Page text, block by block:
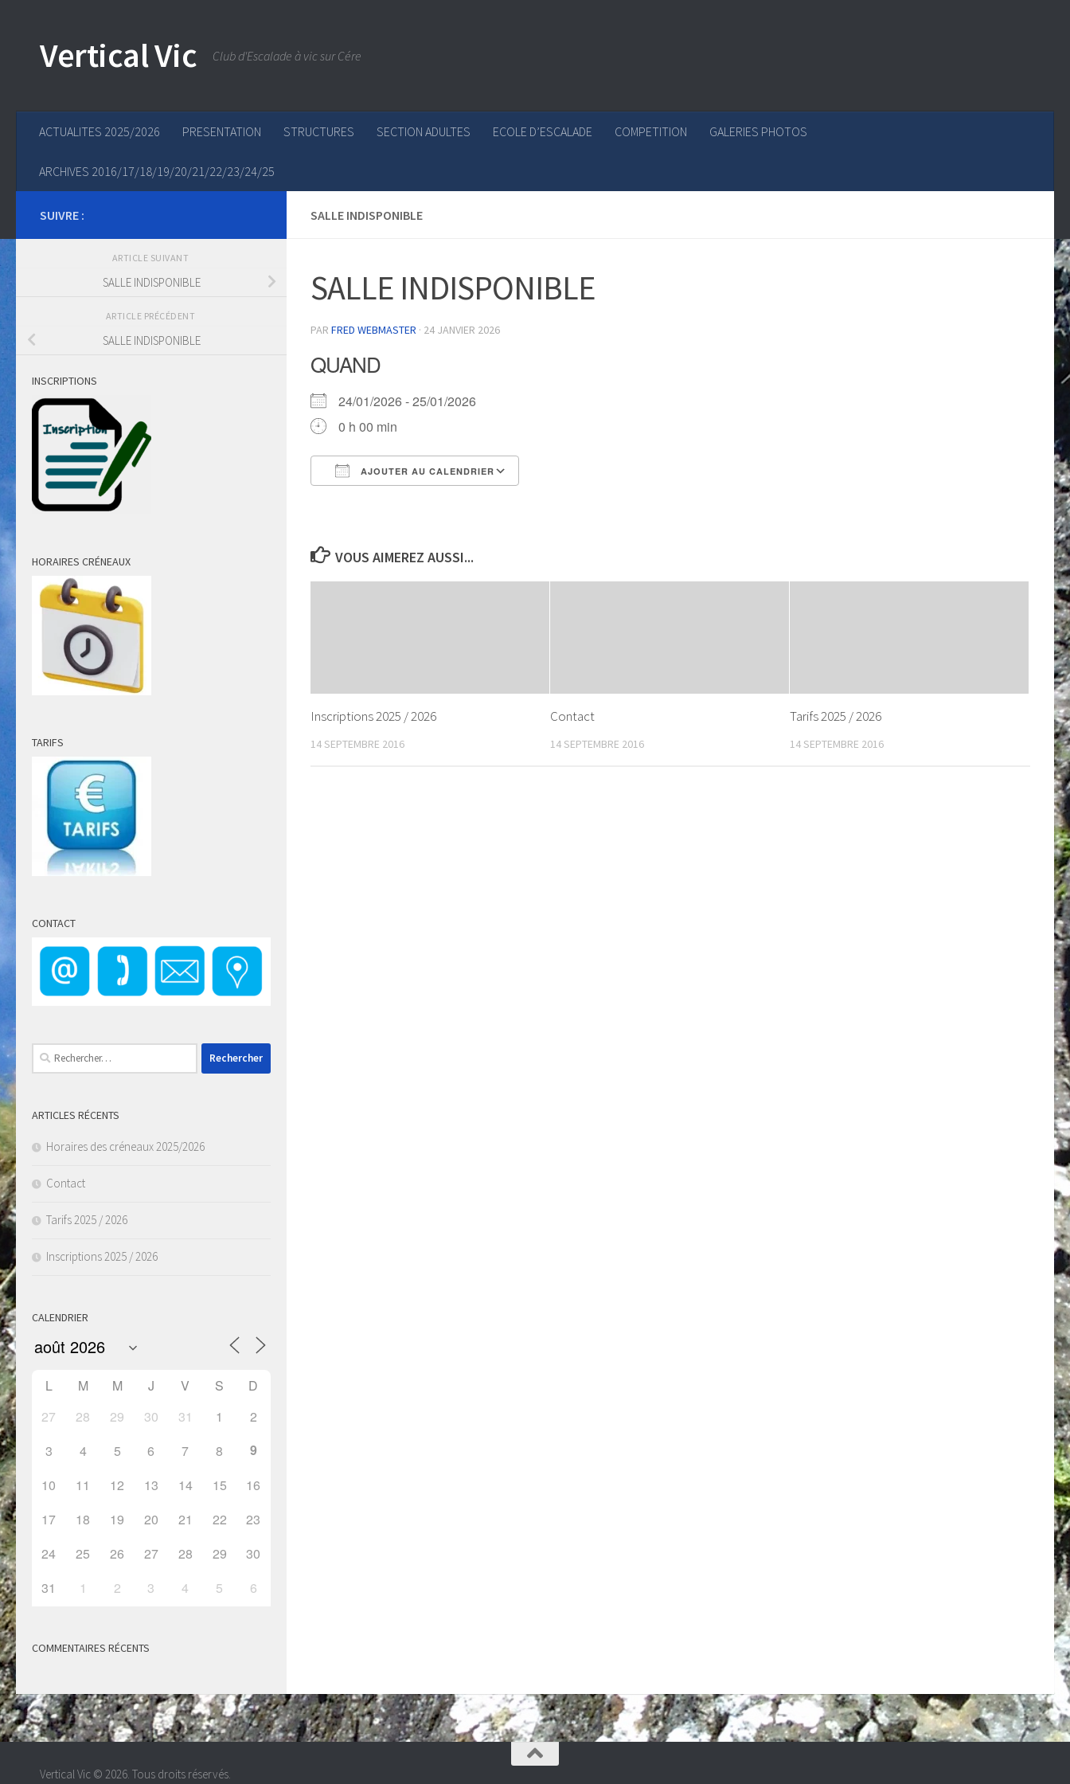
Vertical Vic Club d'Escalade à vic sur Cére
ACTUALITES 2025/2026 PRESENTATION STRUCTURES SECTION ADULTES ECOLE D’ESCALADE COMPETITION GALERIES PHOTOS
ARCHIVES 2016/17/18/19/20/21/22/23/24/25
SALLE INDISPONIBLE
SALLE INDISPONIBLE
PAR FRED WEBMASTER · 24 JANVIER 2026
QUAND
24/01/2026 - 25/01/2026
0 h 00 min
AJOUTER AU CALENDRIER
VOUS AIMEREZ AUSSI...
Inscriptions 2025 / 2026
14 SEPTEMBRE 2016
Contact
14 SEPTEMBRE 2016
Tarifs 2025 / 2026
14 SEPTEMBRE 2016
SUIVRE :
ARTICLE SUIVANT
SALLE INDISPONIBLE
ARTICLE PRÉCÉDENT
SALLE INDISPONIBLE
INSCRIPTIONS
HORAIRES CRÉNEAUX
TARIFS
CONTACT
Rechercher :
ARTICLES RÉCENTS
Horaires des créneaux 2025/2026
Contact
Tarifs 2025 / 2026
Inscriptions 2025 / 2026
CALENDRIER
L M M J V S
D
27
28 29 30 31 1
2
3
4 5 6 7 8
9
10
11 12 13 14 15
16
17
18 19 20 21 22
23
24
25 26 27 28 29
30
31
1 2 3 4 5 6
COMMENTAIRES RÉCENTS
Vertical Vic © 2026. Tous droits réservés.